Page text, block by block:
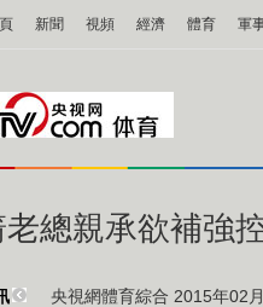
新聞 視頻 經濟 體育 軍
老總親承欲補強
央視網體育綜合 2015年02